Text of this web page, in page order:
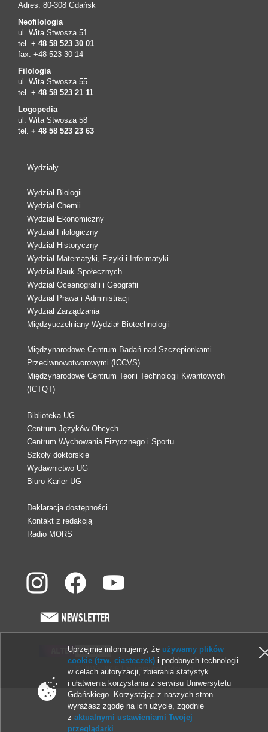
Adres: 80-308 Gdańsk
Neofilologia
ul. Wita Stwosza 51
tel. + 48 58 523 30 01
fax. +48 523 30 14
Filologia
ul. Wita Stwosza 55
tel. + 48 58 523 21 11
Logopedia
ul. Wita Stwosza 58
tel. + 48 58 523 23 63
Wydziały
Wydział Biologii
Wydział Chemii
Wydział Ekonomiczny
Wydział Filologiczny
Wydział Historyczny
Wydział Matematyki, Fizyki i Informatyki
Wydział Nauk Społecznych
Wydział Oceanografii i Geografii
Wydział Prawa i Administracji
Wydział Zarządzania
Międzyuczelniany Wydział Biotechnologii
Międzynarodowe Centrum Badań nad Szczepionkami
Przeciwnowotworowymi (ICCVS)
Międzynarodowe Centrum Teorii Technologii Kwantowych
(ICTQT)
Biblioteka UG
Centrum Języków Obcych
Centrum Wychowania Fizycznego i Sportu
Szkoły doktorskie
Wydawnictwo UG
Biuro Karier UG
Deklaracja dostępności
Kontakt z redakcją
Radio MORS
© 2013-2026 Uniwersytet Gdański
Uprzejmie informujemy, że używamy plików
cookie (tzw. ciasteczek) i podobnych technologii
w celach autoryzacji, zbierania statystyk
i ułatwienia korzystania z serwisu Uniwersytetu
Gdańskiego. Korzystając z naszych stron
wyrażasz zgodę na ich użycie, zgodnie
zaktualnymi ustawieniami Twojej
przeglądarki.